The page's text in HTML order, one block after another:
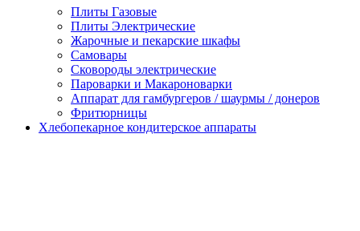
Плиты Газовые
Плиты Электрические
Жарочные и пекарские шкафы
Самовары
Сковороды электрические
Пароварки и Макароноварки
Аппарат для гамбургеров / шаурмы / донеров
Фритюрницы
Хлебопекарное кондитерское аппараты